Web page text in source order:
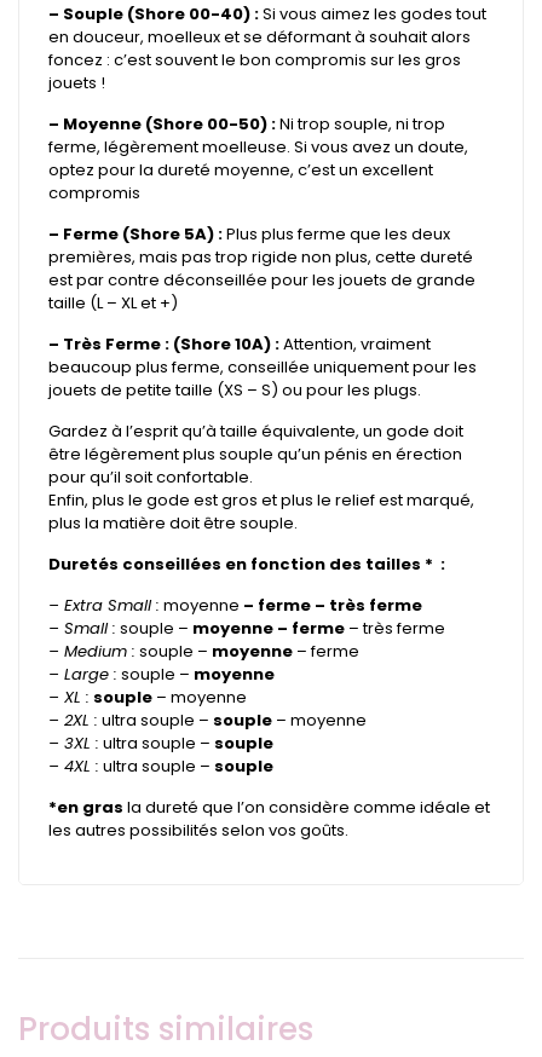
– Souple (Shore 00-40) :Si vous aimez les godes tout
en douceur, moelleux et se déformant à souhait alors
foncez : c’est souvent le bon compromis sur les gros
jouets !
– Moyenne (Shore 00-50) :Ni trop souple, ni trop
ferme, légèrement moelleuse. Si vous avez un doute,
optez pour la dureté moyenne, c’est un excellent
compromis
– Ferme (Shore 5A) :Plus plus ferme que les deux
premières, mais pas trop rigide non plus, cette dureté
est par contre déconseillée pour les jouets de grande
taille (L – XL et +)
– Très Ferme : (Shore 10A) :Attention, vraiment
beaucoup plus ferme, conseillée uniquement pour les
jouets de petite taille (XS – S) ou pour les plugs.
Gardez à l’esprit qu’à taille équivalente, un gode doit
être légèrement plus souple qu’un pénis en érection
pour qu’il soit confortable.
Enfin, plus le gode est gros et plus le relief est marqué,
plus la matière doit être souple.
Duretés conseillées en fonction des tailles * :
– Extra Small : moyenne – ferme – très ferme
– Small : souple – moyenne – ferme– très ferme
– Medium : souple – moyenne– ferme
– Large : souple – moyenne
– XL : souple– moyenne
– 2XL : ultra souple – souple– moyenne
– 3XL : ultra souple – souple
– 4XL : ultra souple – souple
*en gras la dureté que l’on considère comme idéale et
les autres possibilités selon vos goûts.
Produits similaires